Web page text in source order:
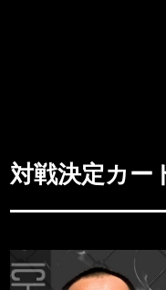
対戦決定カー